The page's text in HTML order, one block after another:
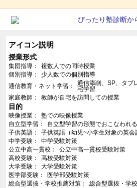
アイコン説明
授業形式
集団指導
複数人での同時授業
個別指導
少人数での個別指導
通信教育・ネット学習
通信添削、SP、タブ
宅学習
家庭教師
教師が自宅を訪問しての授業
目的
映像授業
塾での映像授業
自立型学習
自立型学習の形態でおこなわれ
子供英語
子供英語（幼児~小学生対象の英会
中学受験
中学受験対策
公立中高一貫校
公立中高一貫校受験対策
高校受験
高校受験対策
大学受験
大学受験対策
医学部受験
医学部受験対策
総合型選抜・学校推薦対策
総合型選抜・学